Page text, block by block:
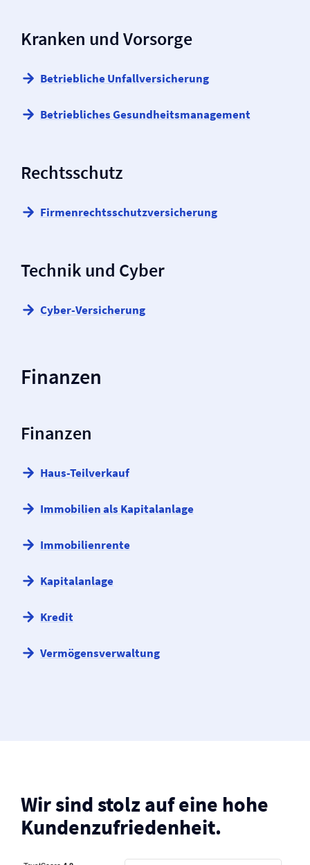
Kranken und Vorsorge
Betriebliche Unfall­versicherung
Betriebliches Gesundheits­management
Rechtsschutz
Firmen­rechtsschutz­versicherung
Technik und Cyber
Cyber-Versicherung
Finanzen
Finanzen
Haus-Teilverkauf
Immobilien als Kapitalanlage
Immobilienrente
Kapitalanlage
Kredit
Vermögens­verwaltung
Wir sind stolz auf eine hohe
Kunden­zufriedenheit.